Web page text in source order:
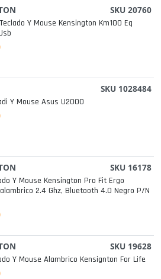
SKU 20760
Kensington Km100 Eq
SKU 1028484
Y Mouse Asus U2000
SKU 16178
Kensington Pro Fit Ergo
2.4 Ghz, Bluetooth 4.0 Negro P/n
SKU 19628
Y Mouse Alambrico Kensignton For Life